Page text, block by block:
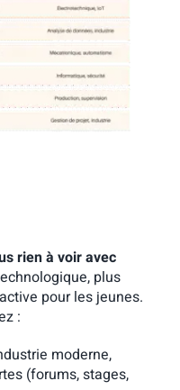
rien à voir avec
plus
pour les jeunes.
:
moderne,
(forums, stages,